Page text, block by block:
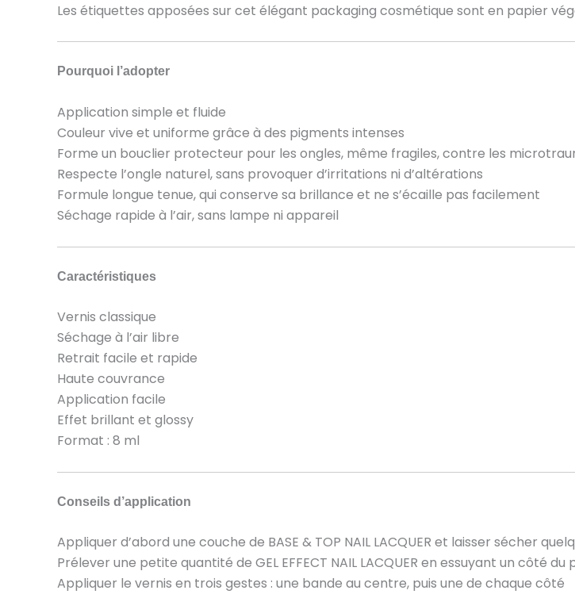
Les étiquettes apposées sur cet élégant packaging cosmétique sont en papier
Pourquoi l’adopter
Application simple et fluide
Couleur vive et uniforme grâce à des pigments intenses
Forme un bouclier protecteur pour les ongles, même fragiles, contre les
Respecte l’ongle naturel, sans provoquer d’irritations ni d’altérations
Formule longue tenue, qui conserve sa brillance et ne s’écaille pas facilement
Séchage rapide à l’air, sans lampe ni appareil
Caractéristiques
Vernis classique
Séchage à l’air libre
Retrait facile et rapide
Haute couvrance
Application facile
Effet brillant et glossy
Format : 8 ml
Conseils d’application
Appliquer d’abord une couche de BASE & TOP NAIL LACQUER et laisser sécher
Prélever une petite quantité de GEL EFFECT NAIL LACQUER en essuyant un côté
Appliquer le vernis en trois gestes : une bande au centre, puis une de chaque côté